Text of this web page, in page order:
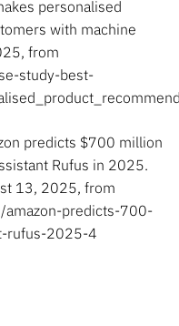
personalised
with machine
from
study-best-
predicts $700 million
Rufus in 2025.
13, 2025, from
predicts-700-
rufus-2025-4